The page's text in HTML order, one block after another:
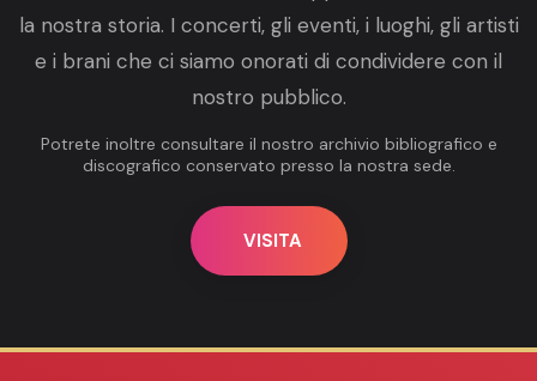
la nostra storia. I concerti, gli eventi, i luoghi, gli artisti
e i brani che ci siamo onorati di condividere con il
nostro pubblico.
Potrete inoltre consultare il nostro archivio bibliografico e
discografico conservato presso la nostra sede.
VISITA